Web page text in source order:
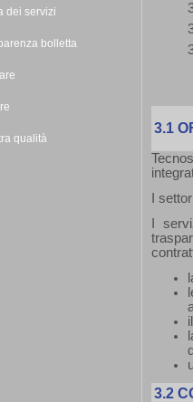
3.1
I
I
3.2
dei servizi
bolletta
qualità